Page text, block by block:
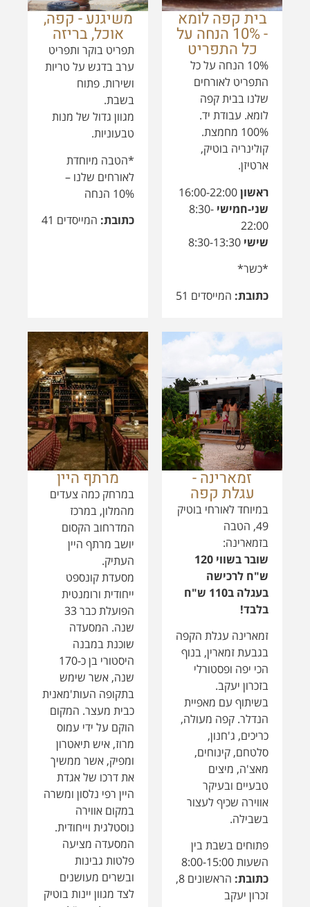
קולינריה בוטיק,
ארטיזן.
ראשון
שני-חמישי 8:30-
22:00
שישי8:30-13:30
*כשר*
כתובת:המייסדים 51
*הטבה מיוחדת
לאורחים שלנו –
10% הנחה
כתובת: המייסדים 41
זמארינה -
עגלת קפה
במיוחד לאורחי בוטיק
49, הטבה
בזמארינה:
שובר בשווי 120
ש"ח לרכישה
בעגלה ב110 ש"ח
בלבד!
זמארינה עגלת הקפה
בגבעת זמארין, בנוף
הכי יפה ופסטורלי
בזכרון יעקב.
בשיתוף עם מאפיית
הנדלר. קפה מעולה,
כריכים, ג'חנון,
סלטחם, קינוחים,
מאצ'ה, מיצים
טבעיים ובעיקר
אווירה שכיף לעצור
בשבילה.
פתוחים בשבת בין
השעות 8:00-15:00
כתובת:
זכרון יעקב
*את השובר יש
לרכוש בדלפק
הקבלה של המלון*
מרתף היין
במרחק כמה צעדים
מהמלון, במרכז
המדרחוב הקסום
יושב מרתף היין
העתיק.
מסעדת קונספט
ייחודית ורומנטית
הפועלת כבר 33
שנה. המסעדה
שוכנת במבנה
היסטורי בן כ-170
שנה, אשר שימש
בתקופה העות'מאנית
כבית מעצר. המקום
הוקם על ידי עמוס
מרוז, איש תיאטרון
ומפיק, אשר ממשיך
את דרכו של אגדת
היין רפי נלסון ומשרה
במקום אווירה
נוסטלגית וייחודית.
המסעדה מציעה
פלטות גבינות
ובשרים מעושנים
לצד מגוון יינות בוטיק
מישראל ומחו"ל.
חוויה
יחודית ומושלמת
לארוחה זוגית
באווירה שמחה,
פתוחה ובעלת הומור
בריא.